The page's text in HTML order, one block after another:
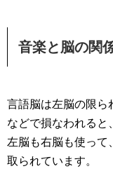
音楽と脳の関
言語脳は左脳の限ら
などで損なわれると
左脳も右脳も使って
取られています。